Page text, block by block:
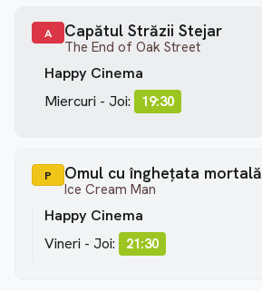
A Capătul Străzii Stejar
The End of Oak Street
Happy Cinema
Miercuri - Joi:
19:30
P Omul cu înghețata mortală
Ice Cream Man
Happy Cinema
Vineri - Joi:
21:30